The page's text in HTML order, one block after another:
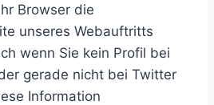
Browser die
unseres Webauftritts
wenn Sie kein Profil bei
gerade nicht bei Twitter
Information